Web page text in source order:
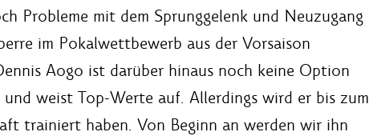
Probleme mit dem Sprunggelenk und Neuzugang
im Pokalwettbewerb aus der Vorsaison
Aogo ist darüber hinaus noch keine Option
weist Top-Werte auf. Allerdings wird er bis zum
trainiert haben. Von Beginn an werden wir ihn